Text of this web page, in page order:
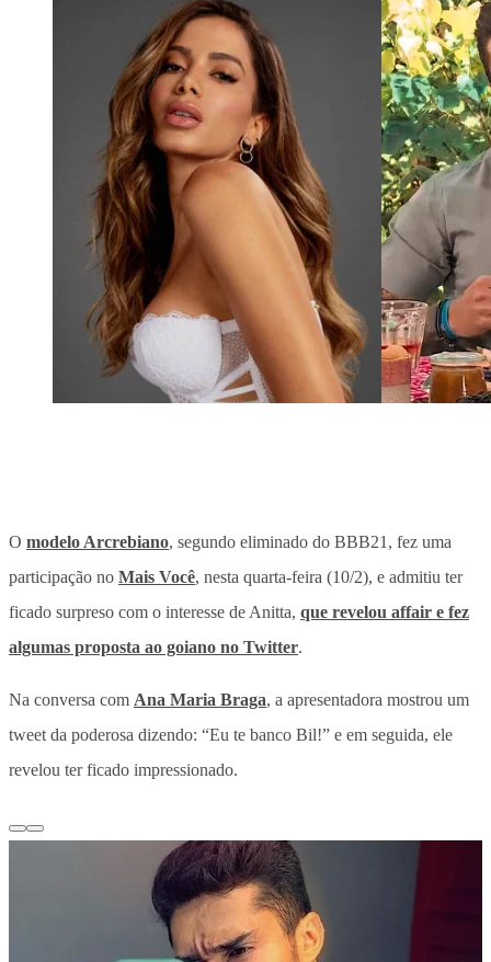
O modelo Arcrebiano, segundo eliminado do BBB21, fez uma
participação no Mais Você, nesta quarta-feira (10/2), e admitiu ter
ficado surpreso com o interesse de Anitta, que revelou affair e fez
algumas proposta ao goiano no Twitter.
Na conversa com Ana Maria Braga, a apresentadora mostrou um
tweet da poderosa dizendo: “Eu te banco Bil!” e em seguida, ele
revelou ter ficado impressionado.